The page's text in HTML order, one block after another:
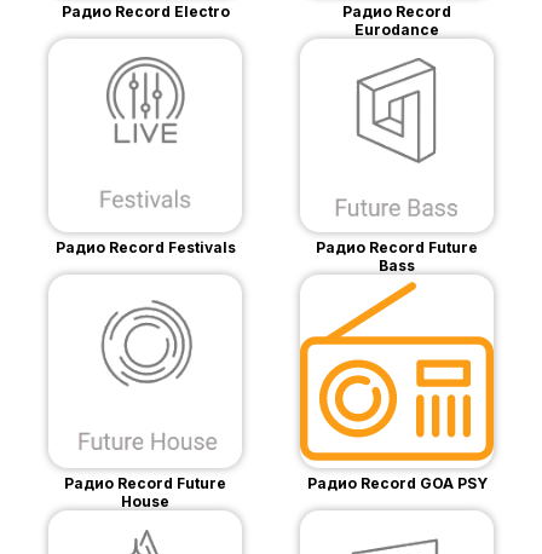
Радио Record Electro
Радио Record
Eurodance
Радио Record Festivals
Радио Record Future
Bass
Радио Record Future
House
Радио Record GOA PSY